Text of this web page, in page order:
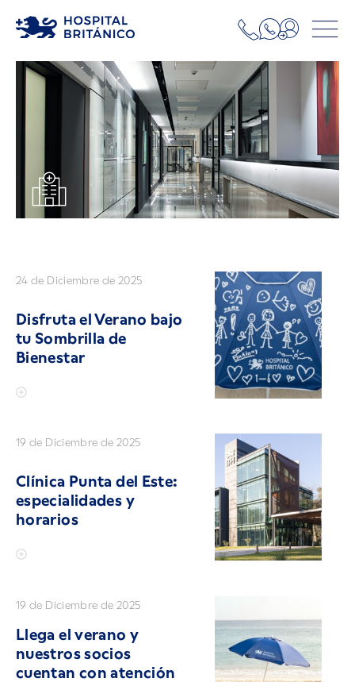
24 de Diciembre de 2025
Disfruta el Verano bajo
tu Sombrilla de
Bienestar
19 de Diciembre de 2025
Clínica Punta del Este:
especialidades y
horarios
19 de Diciembre de 2025
Llega el verano y
nuestros socios
cuentan con atención